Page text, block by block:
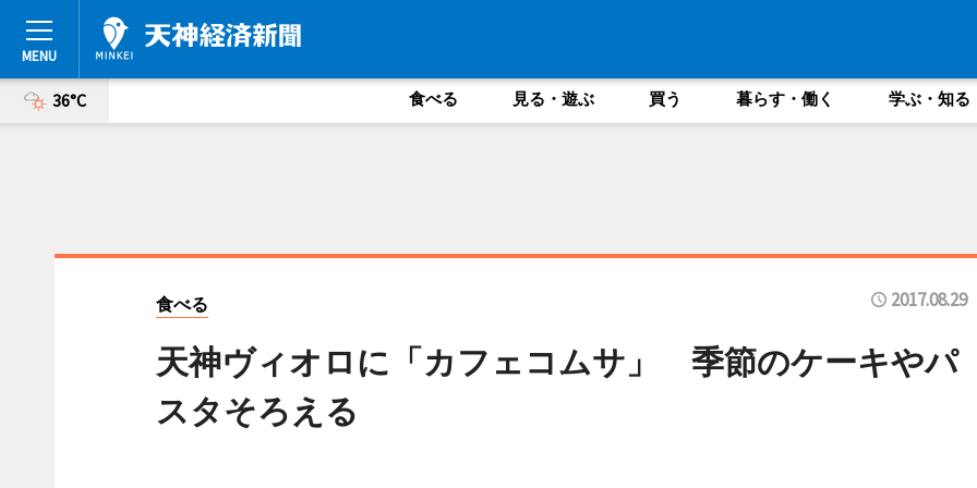
36°C 食べる 見る・遊ぶ 買う 暮らす・働く 学ぶ・知る
食べる 2017.08.29
天神ヴィオロに「カフェコムサ」 季節のケーキやパ
スタそろえる